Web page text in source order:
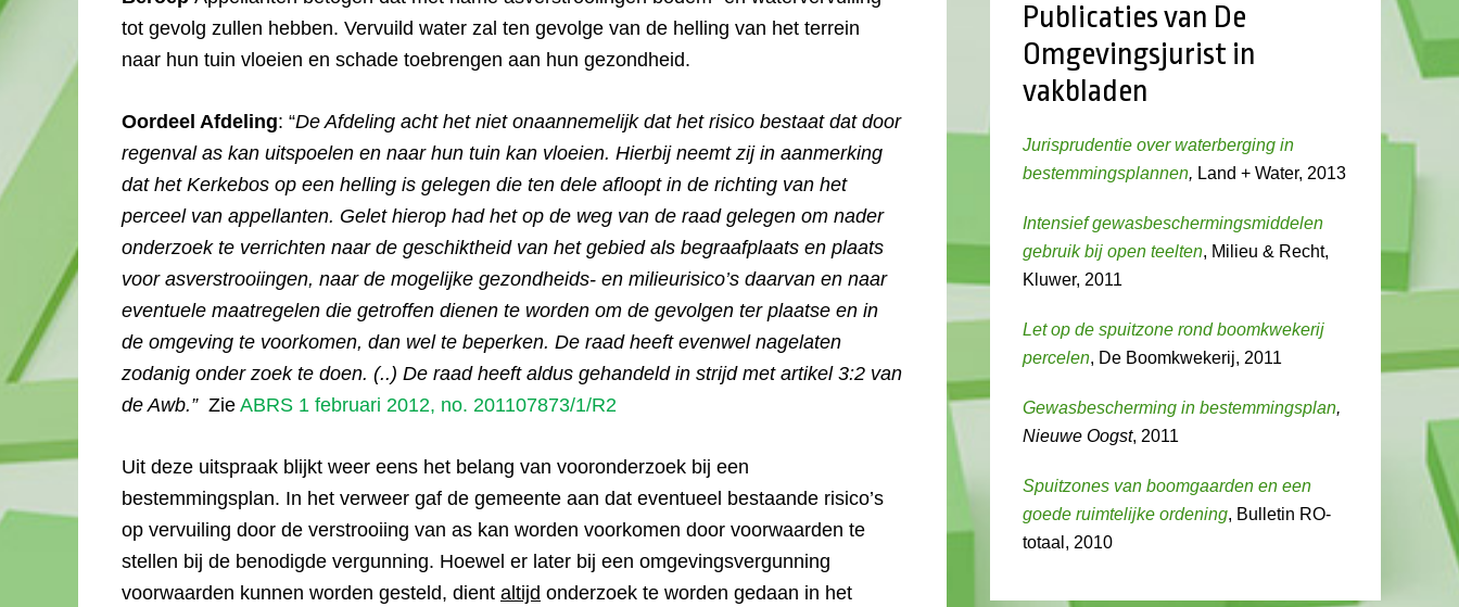
tot gevolg zullen hebben. Vervuild water zal ten gevolge van de helling van het terrein
naar hun tuin vloeien en schade toebrengen aan hun gezondheid.
Oordeel Afdeling: “De Afdeling acht het niet onaannemelijk dat het risico bestaat dat door
regenval as kan uitspoelen en naar hun tuin kan vloeien. Hierbij neemt zij in aanmerking
dat het Kerkebos op een helling is gelegen die ten dele afloopt in de richting van het
perceel van appellanten. Gelet hierop had het op de weg van de raad gelegen om nader
onderzoek te verrichten naar de geschiktheid van het gebied als begraafplaats en plaats
voor asverstrooiingen, naar de mogelijke gezondheids- en milieurisico’s daarvan en naar
eventuele maatregelen die getroffen dienen te worden om de gevolgen ter plaatse en in
de omgeving te voorkomen, dan wel te beperken. De raad heeft evenwel nagelaten
zodanig onder zoek te doen. (..) De raad heeft aldus gehandeld in strijd met artikel 3:2 van
de Awb.” Zie ABRS 1 februari 2012, no. 201107873/1/R2
Uit deze uitspraak blijkt weer eens het belang van vooronderzoek bij een
bestemmingsplan. In het verweer gaf de gemeente aan dat eventueel bestaande risico’s
op vervuiling door de verstrooiing van as kan worden voorkomen door voorwaarden te
stellen bij de benodigde vergunning. Hoewel er later bij een omgevingsvergunning
voorwaarden kunnen worden gesteld, dient altijd onderzoek te worden gedaan in het
Publicaties van De
Omgevingsjurist in
vakbladen
Jurisprudentie over waterberging in
bestemmingsplannen, Land + Water, 2013
Intensief gewasbeschermingsmiddelen
gebruik bij open teelten, Milieu & Recht,
Kluwer, 2011
Let op de spuitzone rond boomkwekerij
percelen, De Boomkwekerij, 2011
Gewasbescherming in bestemmingsplan,
Nieuwe Oogst, 2011
Spuitzones van boomgaarden en een
goede ruimtelijke ordening, Bulletin RO-
totaal, 2010